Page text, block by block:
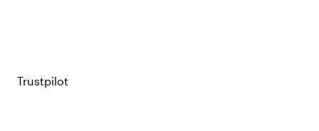
Trustpilot